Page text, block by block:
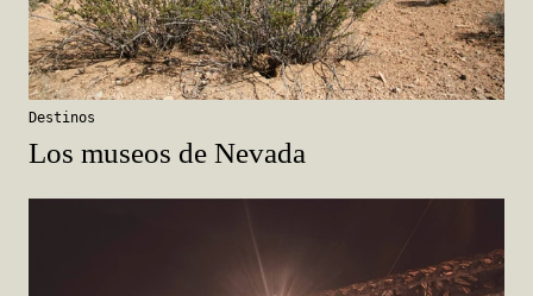
Destinos
Los museos de Nevada